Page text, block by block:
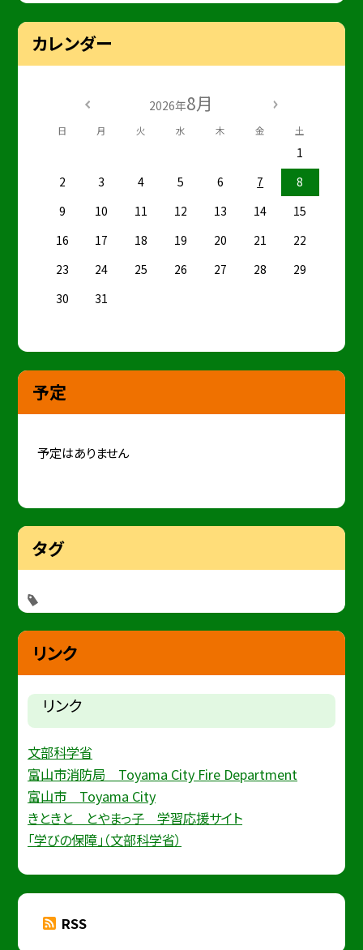
カレンダー
2026年8月
日 月 火 水 木 金 土
1
2
3 4 5 6 7
8
9
10 11 12 13 14
15
16
17 18 19 20 21
22
23
24 25 26 27 28
29
30
31
予定
予定はありません
タグ
リンク
リンク
文部科学省
富山市消防局 Toyama City Fire Department
富山市 Toyama City
きときと とやまっ子 学習応援サイト
「学びの保障」（文部科学省）
RSS